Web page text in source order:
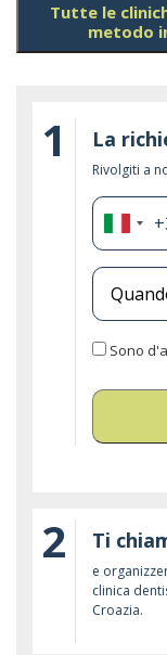
Tutte le
metodo
1 La
Rivolgiti a
Italia
+39
Sono
2 Ti
e
clinica
Croazia.